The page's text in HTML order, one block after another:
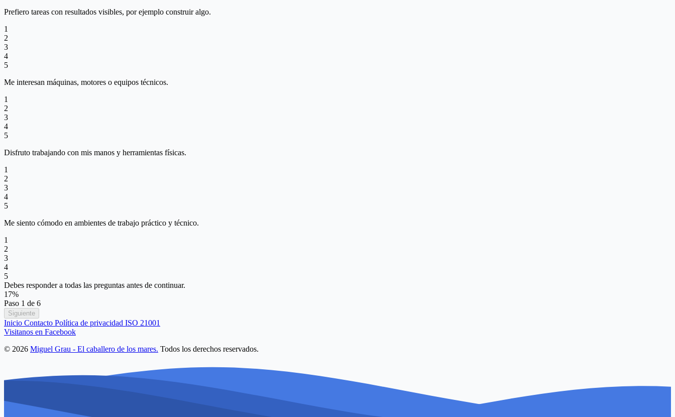
Prefiero tareas con resultados visibles, por ejemplo construir algo.
1
2
3
4
5
Me interesan máquinas, motores o equipos técnicos.
1
2
3
4
5
Disfruto trabajando con mis manos y herramientas físicas.
1
2
3
4
5
Me siento cómodo en ambientes de trabajo práctico y técnico.
1
2
3
4
5
Debes responder a todas las preguntas antes de continuar.
17%
Paso 1 de 6
Siguiente
Inicio Contacto Política de privacidad ISO 21001
Visitanos en Facebook
© 2026 Miguel Grau - El caballero de los mares. Todos los derechos reservados.